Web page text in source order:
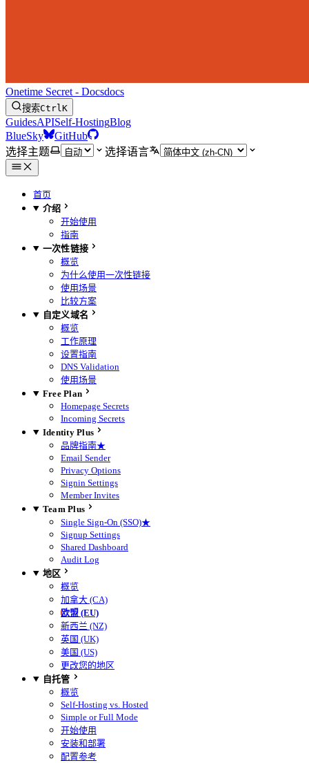
Onetime Secret - Docsdocs
搜索CtrlK
GuidesAPISelf-HostingBlog
BlueSky
GitHub
选择主题
选择语言
首页
介绍
开始使用
指南
一次性链接
概览
为什么使用一次性链接
使用场景
比较方案
自定义域名
概览
工作原理
设置指南
DNS Validation
使用场景
Free Plan
Homepage Secrets
Incoming Secrets
Identity Plus
品牌指南★
Email Sender
Privacy Options
Signin Settings
Member Invites
Team Plus
Single Sign-On (SSO)★
Signup Settings
Shared Dashboard
Audit Log
地区
概览
加拿大 (CA)
欧盟 (EU)
新西兰 (NZ)
英国 (UK)
美国 (US)
更改您的地区
自托管
概览
Self-Hosting vs. Hosted
Simple or Full Mode
开始使用
安装和部署
配置参考